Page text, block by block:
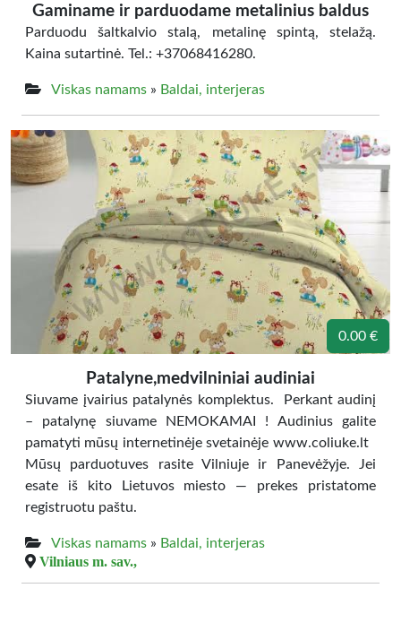
Gaminame ir parduodame metalinius baldus
Parduodu šaltkalvio stalą, metalinę spintą, stelažą.
Kaina sutartinė. Tel.: +37068416280.
Viskas namams » Baldai, interjeras
0.00 €
Patalyne,medvilniniai audiniai
Siuvame įvairius patalynės komplektus. Perkant audinį
– patalynę siuvame NEMOKAMAI ! Audinius galite
pamatyti mūsų internetinėje svetainėje www.coliuke.lt
Mūsų parduotuves rasite Vilniuje ir Panevėžyje. Jei
esate iš kito Lietuvos miesto — prekes pristatome
registruotu paštu.
Viskas namams » Baldai, interjeras
Vilniaus m. sav.,